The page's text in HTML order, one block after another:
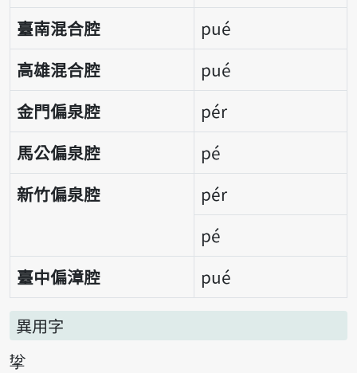
臺南混合腔
pué
高雄混合腔
pué
金門偏泉腔
pér
馬公偏泉腔
pé
新竹偏泉腔
pér
pé
臺中偏漳腔
pué
異用字
㧳